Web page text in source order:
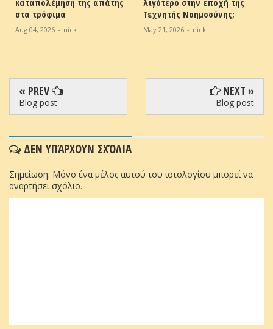
στα τρόφιμα
Aug 04, 2026 - nick
Τεχνητής Νοημοσύνης;
May 21, 2026 - nick
« PREV
Blog post
NEXT »
Blog post
ΔΕΝ ΥΠΆΡΧΟΥΝ ΣΧΌΛΙΑ
Σημείωση: Μόνο ένα μέλος αυτού του ιστολογίου μπορεί να
αναρτήσει σχόλιο.